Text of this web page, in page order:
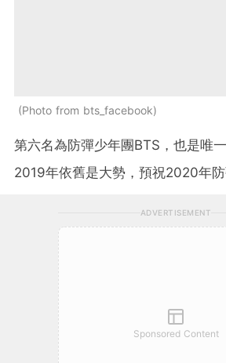
Photo from bts_facebook
第六名為防彈少年團BTS，也是唯
2019年依舊是大勢，預祝2020年防
ADVERTISEMENT
Sponsored Content